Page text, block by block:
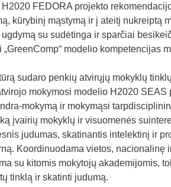
FEDORA projekto
kūrybinį mąstymą ir į ateitį nukreiptą
su sudėtinga ir sparčiai
modelio kompetencijas
sudaro penkių atvirųjų mokyklų
mokymosi modelio H2020
mokymą ir mokymąsi
įvairių mokyklų ir visuomenės
judumas, skatinantis intelektinį ir
Koordinuodama vietos, nacionalinę
su kitomis mokytojų akademijomis,
tinklą ir skatinti judumą.